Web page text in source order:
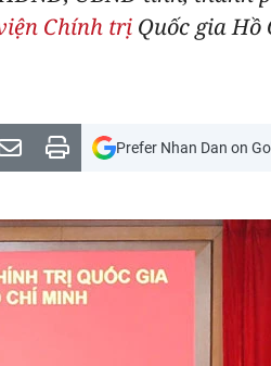
Chính trị Quốc gia
Prefer Nhan Dan on